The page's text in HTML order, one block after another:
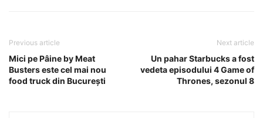
Previous article
Mici pe Pâine by Meat
Busters este cel mai nou
food truck din Bucureşti
Next article
Un pahar Starbucks a fost
vedeta episodului 4 Game of
Thrones, sezonul 8